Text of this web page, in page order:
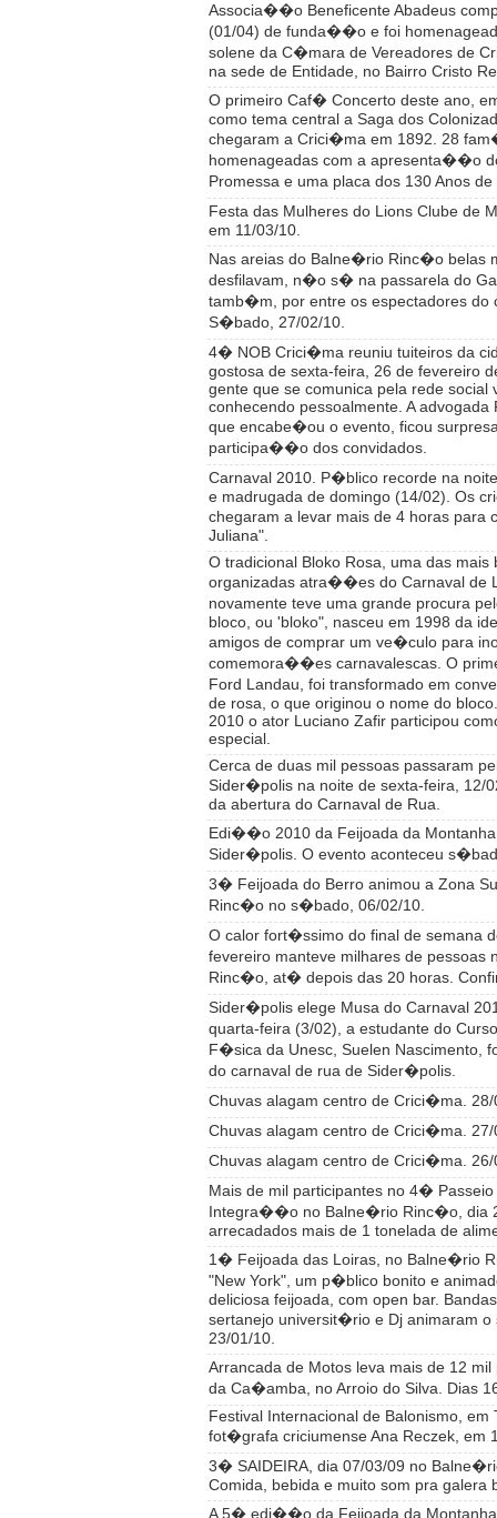
Associa��o Beneficente Abadeus
(01/04) de funda��o e foi
solene da C�mara de Vereadores de
na sede de Entidade, no Bairro Cristo
O primeiro Caf� Concerto deste ano,
como tema central a Saga dos
chegaram a Crici�ma em 1892. 28
homenageadas com a apresenta��o
Promessa e uma placa dos 130 Anos
Festa das Mulheres do Lions Clube de
em 11/03/10.
Nas areias do Balne�rio Rinc�o belas
desfilavam, n�o s� na passarela do
tamb�m, por entre os espectadores do
S�bado, 27/02/10.
4� NOB Crici�ma reuniu tuiteiros da
gostosa de sexta-feira, 26 de fevereiro
gente que se comunica pela rede social
conhecendo pessoalmente. A advogada
que encabe�ou o evento, ficou
participa��o dos convidados.
Carnaval 2010. P�blico recorde na
e madrugada de domingo (14/02). Os
chegaram a levar mais de 4 horas para
Juliana".
O tradicional Bloko Rosa, uma das mais
organizadas atra��es do Carnaval de
novamente teve uma grande procura
bloco, ou 'bloko", nasceu em 1998 da
amigos de comprar um ve�culo para
comemora��es carnavalescas. O
Ford Landau, foi transformado em
de rosa, o que originou o nome do
2010 o ator Luciano Zafir participou
especial.
Cerca de duas mil pessoas passaram
Sider�polis na noite de sexta-feira, 12/
da abertura do Carnaval de Rua.
Edi��o 2010 da Feijoada da
Sider�polis. O evento aconteceu
3� Feijoada do Berro animou a Zona
Rinc�o no s�bado, 06/02/10.
O calor fort�ssimo do final de semana
fevereiro manteve milhares de pessoas
Rinc�o, at� depois das 20 horas.
Sider�polis elege Musa do Carnaval
quarta-feira (3/02), a estudante do
F�sica da Unesc, Suelen Nascimento,
do carnaval de rua de Sider�polis.
Chuvas alagam centro de Crici�ma. 28/
Chuvas alagam centro de Crici�ma. 27/
Chuvas alagam centro de Crici�ma. 26/
Mais de mil participantes no 4�
Integra��o no Balne�rio Rinc�o, dia
arrecadados mais de 1 tonelada de
1� Feijoada das Loiras, no Balne�rio
"New York", um p�blico bonito e
deliciosa feijoada, com open bar.
sertanejo universit�rio e Dj animaram
23/01/10.
Arrancada de Motos leva mais de 12
da Ca�amba, no Arroio do Silva. Dias
Festival Internacional de Balonismo, em
fot�grafa criciumense Ana Reczek, em
3� SAIDEIRA, dia 07/03/09 no
Comida, bebida e muito som pra galera
A 5� edi��o da Feijoada da